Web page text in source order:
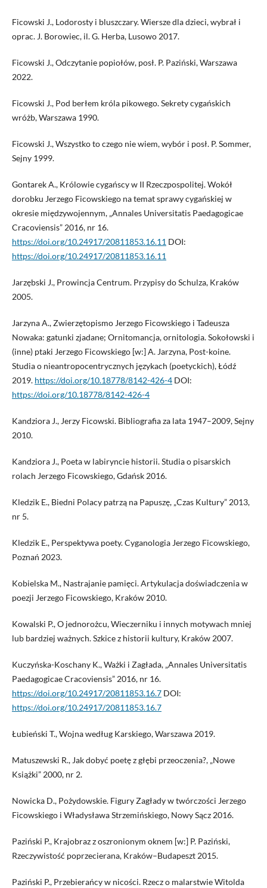
Ficowski J., Lodorosty i bluszczary. Wiersze dla dzieci, wybrał i
oprac. J. Borowiec, il. G. Herba, Lusowo 2017.
Ficowski J., Odczytanie popiołów, posł. P. Paziński, Warszawa
2022.
Ficowski J., Pod berłem króla pikowego. Sekrety cygańskich
wróżb, Warszawa 1990.
Ficowski J., Wszystko to czego nie wiem, wybór i posł. P. Sommer,
Sejny 1999.
Gontarek A., Królowie cygańscy w II Rzeczpospolitej. Wokół
dorobku Jerzego Ficowskiego na temat sprawy cygańskiej w
okresie międzywojennym, „Annales Universitatis Paedagogicae
Cracoviensis” 2016, nr 16.
https://doi.org/10.24917/20811853.16.11 DOI:
https://doi.org/10.24917/20811853.16.11
Jarzębski J., Prowincja Centrum. Przypisy do Schulza, Kraków
2005.
Jarzyna A., Zwierzętopismo Jerzego Ficowskiego i Tadeusza
Nowaka: gatunki zjadane; Ornitomancja, ornitologia. Sokołowski i
(inne) ptaki Jerzego Ficowskiego [w:] A. Jarzyna, Post-koine.
Studia o nieantropocentrycznych językach (poetyckich), Łódź
2019. https://doi.org/10.18778/8142-426-4DOI:
https://doi.org/10.18778/8142-426-4
Kandziora J., Jerzy Ficowski. Bibliografia za lata 1947–2009, Sejny
2010.
Kandziora J., Poeta w labiryncie historii. Studia o pisarskich
rolach Jerzego Ficowskiego, Gdańsk 2016.
Kledzik E., Biedni Polacy patrzą na Papuszę, „Czas Kultury” 2013,
nr 5.
Kledzik E., Perspektywa poety. Cyganologia Jerzego Ficowskiego,
Poznań 2023.
Kobielska M., Nastrajanie pamięci. Artykulacja doświadczenia w
poezji Jerzego Ficowskiego, Kraków 2010.
Kowalski P., O jednorożcu, Wieczerniku i innych motywach mniej
lub bardziej ważnych. Szkice z historii kultury, Kraków 2007.
Kuczyńska-Koschany K., Ważki i Zagłada, „Annales Universitatis
Paedagogicae Cracoviensis” 2016, nr 16.
https://doi.org/10.24917/20811853.16.7DOI:
https://doi.org/10.24917/20811853.16.7
Łubieński T., Wojna według Karskiego, Warszawa 2019.
Matuszewski R., Jak dobyć poetę z głębi przeoczenia?, „Nowe
Książki” 2000, nr 2.
Nowicka D., Pożydowskie. Figury Zagłady w twórczości Jerzego
Ficowskiego i Władysława Strzemińskiego, Nowy Sącz 2016.
Paziński P., Krajobraz z oszronionym oknem [w:] P. Paziński,
Rzeczywistość poprzecierana, Kraków–Budapeszt 2015.
Paziński P., Przebierańcy w nicości. Rzecz o malarstwie Witolda